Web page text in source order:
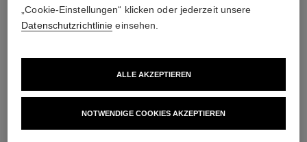
DIE PERFEKTE KOMBINATION
„Cookie-Einstellungen“ klicken oder jederzeit unsere
Datenschutzrichtlinie einsehen.
NOTWENDIGE COOKIES AKZEPTIEREN​
ALLE AKZEPTIEREN